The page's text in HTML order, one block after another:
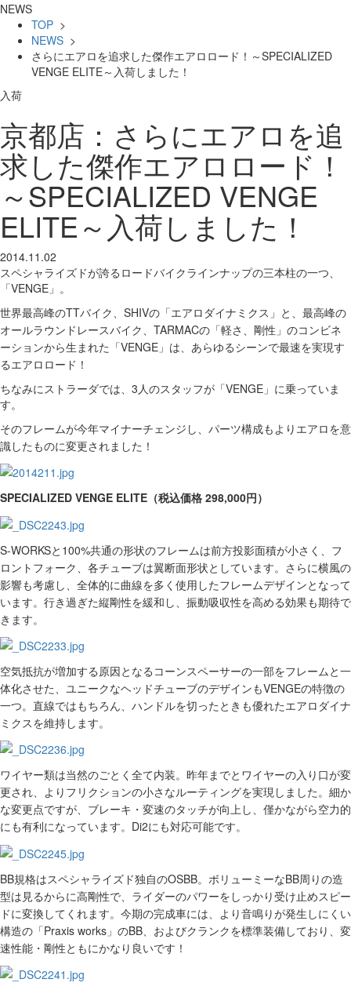
NEWS
TOP >
NEWS >
さらにエアロを追求した傑作エアロロード！～SPECIALIZED
VENGE ELITE～入荷しました！
入荷
京都店：さらにエアロを追
求した傑作エアロロード！
～SPECIALIZED VENGE
ELITE～入荷しました！
2014.11.02
スペシャライズドが誇るロードバイクラインナップの三本柱の一つ、
「VENGE」。
世界最高峰のTTバイク、SHIVの「エアロダイナミクス」と、最高峰の
オールラウンドレースバイク、TARMACの「軽さ、剛性」のコンビネ
ーションから生まれた「VENGE」は、あらゆるシーンで最速を実現す
るエアロロード！
ちなみにストラーダでは、3人のスタッフが「VENGE」に乗っていま
す。
そのフレームが今年マイナーチェンジし、パーツ構成もよりエアロを意
識したものに変更されました！
SPECIALIZED VENGE ELITE（税込価格 298,000円）
S-WORKSと100%共通の形状のフレームは前方投影面積が小さく、フ
ロントフォーク、各チューブは翼断面形状としています。さらに横風の
影響も考慮し、全体的に曲線を多く使用したフレームデザインとなって
います。行き過ぎた縦剛性を緩和し、振動吸収性を高める効果も期待で
きます。
空気抵抗が増加する原因となるコーンスペーサーの一部をフレームと一
体化させた、ユニークなヘッドチューブのデザインもVENGEの特徴の
一つ。直線ではもちろん、ハンドルを切ったときも優れたエアロダイナ
ミクスを維持します。
ワイヤー類は当然のごとく全て内装。昨年までとワイヤーの入り口が変
更され、よりフリクションの小さなルーティングを実現しました。細か
な変更点ですが、ブレーキ・変速のタッチが向上し、僅かながら空力的
にも有利になっています。Di2にも対応可能です。
BB規格はスペシャライズド独自のOSBB。ボリューミーなBB周りの造
型は見るからに高剛性で、ライダーのパワーをしっかり受け止めスピー
ドに変換してくれます。今期の完成車には、より音鳴りが発生しにくい
構造の「Praxis works」のBB、およびクランクを標準装備しており、変
速性能・剛性ともにかなり良いです！